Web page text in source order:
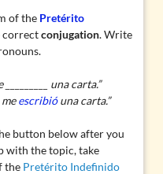
of the Pretérito
correctconjugation. Write
una carta.”
escribióuna carta.”
button below after you
with the topic, take
the Pretérito Indefinido